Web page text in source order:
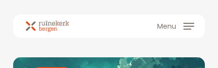
Menu